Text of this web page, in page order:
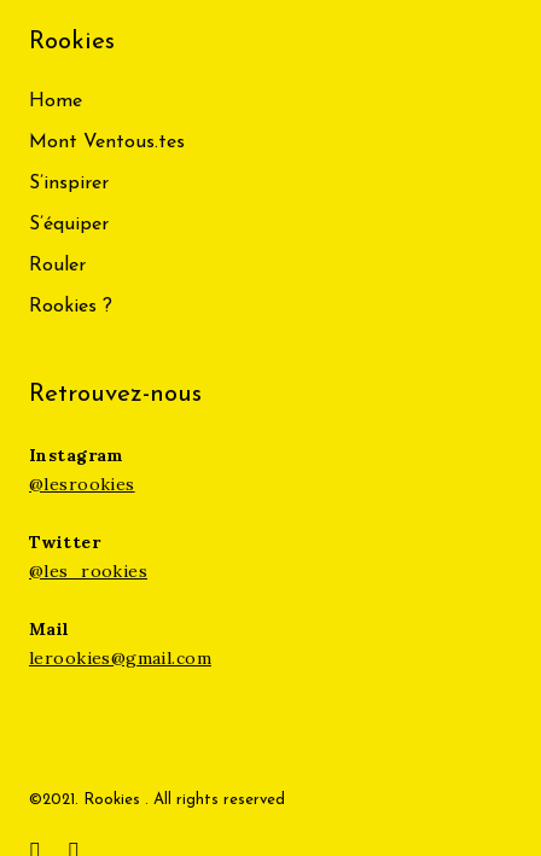
Rookies
Home
Mont Ventous.tes
S’inspirer
S’équiper
Rouler
Rookies ?
Retrouvez-nous
Instagram
@lesrookies
Twitter
@les_rookies
Mail
lerookies@gmail.com
©2021. Rookies . All rights reserved
Instagram